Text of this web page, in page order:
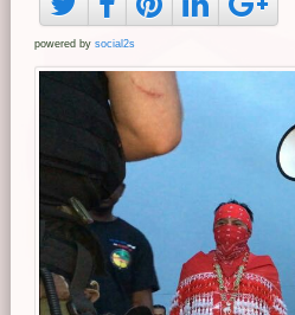
powered by social2s